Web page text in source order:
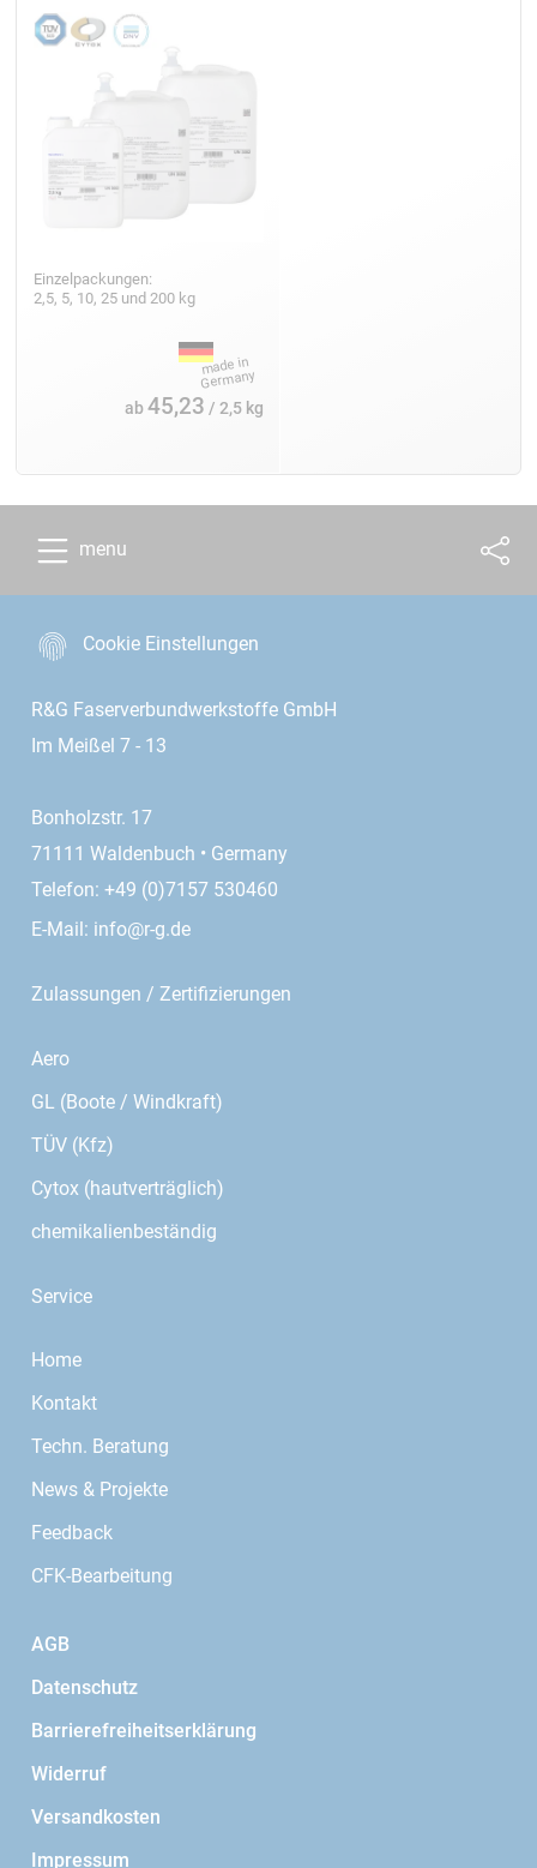
Einzelpackungen:
2,5, 5, 10, 25 und 200 kg
ab45,23 / 2,5 kg
menu
Cookie Einstellungen
R&G Faserverbundwerkstoffe GmbH
Im Meißel 7 - 13
Bonholzstr. 17
71111 Waldenbuch • Germany
Telefon: +49 (0)7157 530460
E-Mail: info@r-g.de
Zulassungen / Zertifizierungen
Aero
GL (Boote / Windkraft)
TÜV (Kfz)
Cytox (hautverträglich)
chemikalienbeständig
Service
Home
Kontakt
Techn. Beratung
News & Projekte
Feedback
CFK-Bearbeitung
AGB
Datenschutz
Barrierefreiheitserklärung
Widerruf
Versandkosten
Impressum